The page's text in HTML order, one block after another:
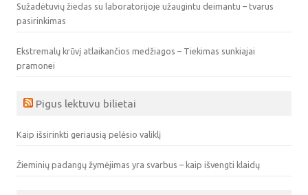
Sužadėtuvių žiedas su laboratorijoje užaugintu deimantu – tvarus
pasirinkimas
Ekstremalų krūvį atlaikančios medžiagos – Tiekimas sunkiajai
pramonei
Pigus lektuvu bilietai
Kaip išsirinkti geriausią pelėsio valiklį
Žieminių padangų žymėjimas yra svarbus – kaip išvengti klaidų